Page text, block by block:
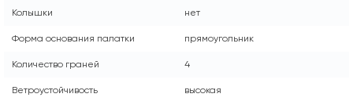
Колышки нет
Форма основания палатки прямоугольник
Количество граней 4
Ветроустойчивость высокая